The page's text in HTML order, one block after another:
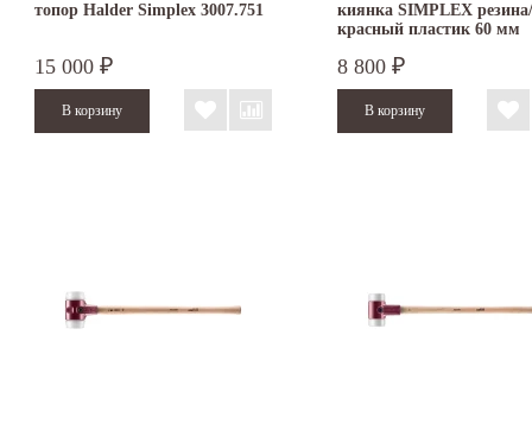
топор Halder Simplex 3007.751
15 000 ₽
киянка SIMPLEX резина/
красный пластик 60 мм
8 800 ₽